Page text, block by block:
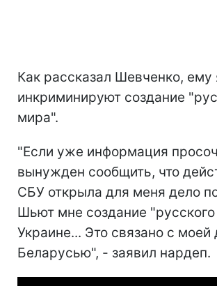
Как рассказал Шевченко, ему
инкриминируют создание
мира".
"Если уже информация
вынужден сообщить, что
СБУ открыла для меня дело по
Шьют мне создание
Украине... Это связано с
Беларусью", - заявил нардеп.